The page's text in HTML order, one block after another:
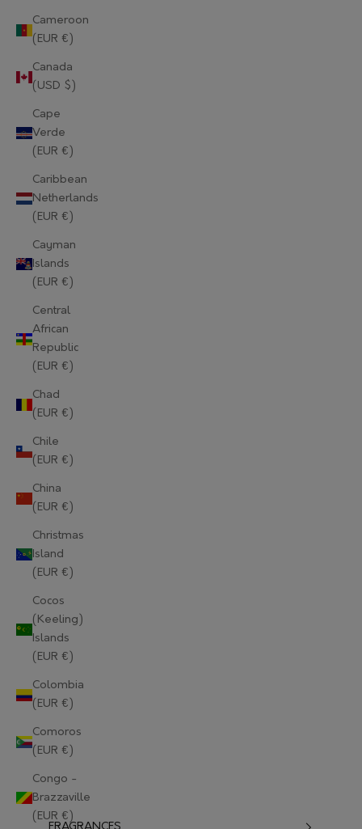
Cameroon
(EUR €)
Canada
(USD $)
Cape
Verde
(EUR €)
Caribbean
Netherlands
(EUR €)
Cayman
Islands
(EUR €)
Central
African
Republic
(EUR €)
Chad
(EUR €)
Chile
(EUR €)
China
(EUR €)
Christmas
Island
(EUR €)
Cocos
(Keeling)
Islands
(EUR €)
Colombia
(EUR €)
Comoros
(EUR €)
Congo -
Brazzaville
(EUR €)